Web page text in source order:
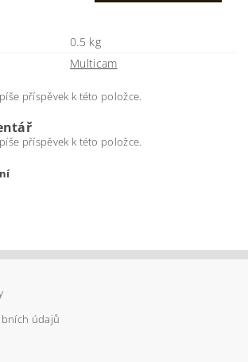
0.5 kg
Multicam
příspěvek k této položce.
příspěvek k této položce.
údajů